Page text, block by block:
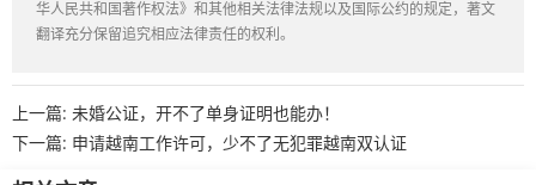
华人民共和国著作权法》和其他相关法律法规以及国际公约的规定，著文
翻译充分保留追究相应法律责任的权利。
上一篇: 未婚公证，开不了单身证明也能办！
下一篇: 申请越南工作许可，少不了无犯罪越南双认证